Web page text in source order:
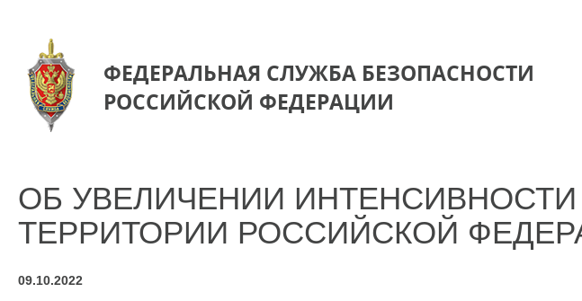
ФЕДЕРАЛЬНАЯ СЛУЖБА БЕЗОПАСНОСТИ
РОССИЙСКОЙ ФЕДЕРАЦИИ
ОБ УВЕЛИЧЕНИИ
ТЕРРИТОРИИ РОССИЙСКОЙ
09.10.2022